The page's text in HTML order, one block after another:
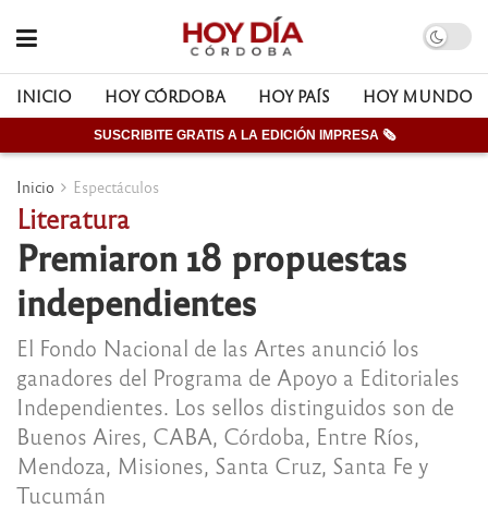
INICIO HOY CÓRDOBA HOY PAÍS HOY MUNDO
SUSCRIBITE GRATIS A LA EDICIÓN IMPRESA 🗞
Inicio Espectáculos
Literatura
Premiaron 18 propuestas
independientes
El Fondo Nacional de las Artes anunció los
ganadores del Programa de Apoyo a Editoriales
Independientes. Los sellos distinguidos son de
Buenos Aires, CABA, Córdoba, Entre Ríos,
Mendoza, Misiones, Santa Cruz, Santa Fe y
Tucumán